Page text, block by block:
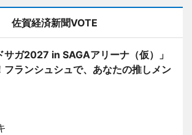
佐賀経済新聞VOTE
サガ2027 in SAGAアリーナ（仮）」
フランシュシュで、あなたの推しメン